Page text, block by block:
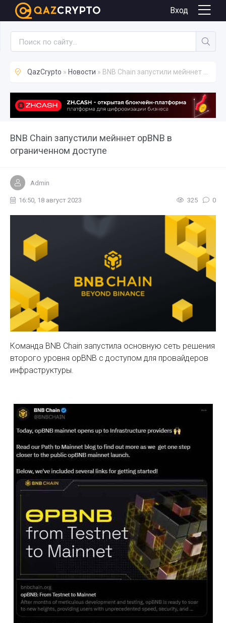
Вход
QazCrypto » Новости » BNB Chain запустили мейннет opBNB в ограниченном доступе
BNB Chain запустили мейннет opBNB в
ограниченном доступе
Новости
Admin
16:50, 18 август 2023 325 0
Команда BNB Chain запустила основную сеть решения
второго уровня opBNB с доступом для провайдеров
инфраструктуры.